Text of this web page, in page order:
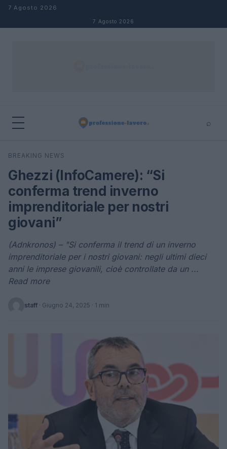
Salta al contenuto
7 Agosto 2026
7 Agosto 2026
⌕
Cerca
BREAKING NEWS
Ghezzi (InfoCamere): “Si
conferma trend inverno
imprenditoriale per nostri
giovani”
(Adnkronos) – "Si conferma il trend di un inverno
imprenditoriale per i nostri giovani: negli ultimi dieci
anni le imprese giovanili, cioè controllate da un ...
Read more
staff · Giugno 24, 2025 · 1 min